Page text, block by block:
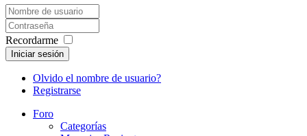
Recordarme
Iniciar sesión
Olvido el nombre de usuario?
Registrarse
Foro
Categorías